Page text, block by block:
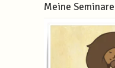
Meine Seminare